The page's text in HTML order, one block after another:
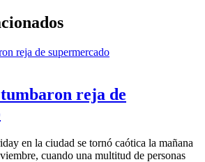
reja de
en la ciudad se tornó caótica la mañana
cuando una multitud de personas